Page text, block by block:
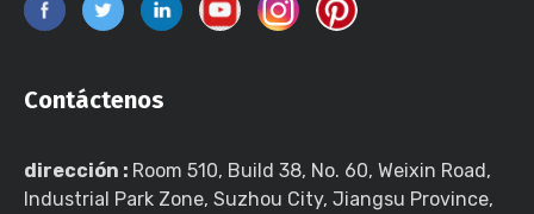
Contáctenos
dirección : Room 510, Build 38, No. 60, Weixin Road,
Industrial Park Zone, Suzhou City, Jiangsu Province,